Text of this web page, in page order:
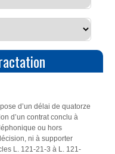
d’un délai de quatorze
d’un contrat conclu à
ou hors
ni à supporter
L. 121-21-3 à L. 121-